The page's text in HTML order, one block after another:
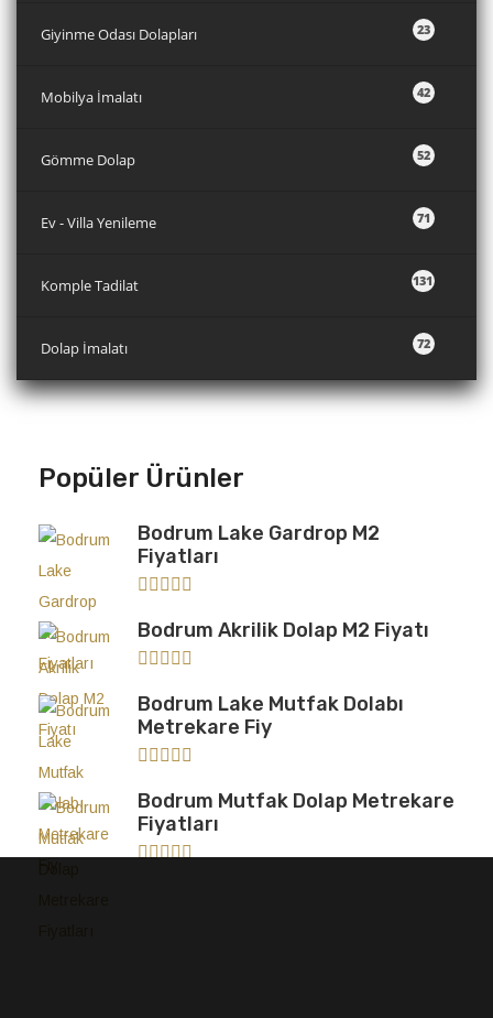
23
Giyinme Odası Dolapları
42
Mobilya İmalatı
52
Gömme Dolap
71
Ev - Villa Yenileme
131
Komple Tadilat
72
Dolap İmalatı
Popüler Ürünler
Bodrum Lake Gardrop M2
Fiyatları
Bodrum Akrilik Dolap M2 Fiyatı
Bodrum Lake Mutfak Dolabı
Metrekare Fiy
Bodrum Mutfak Dolap Metrekare
Fiyatları